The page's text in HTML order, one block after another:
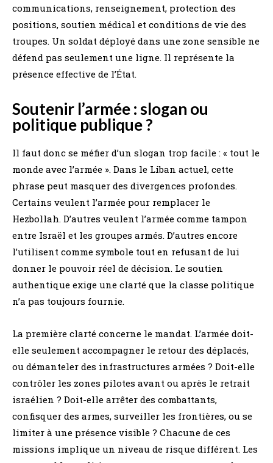
communications, renseignement, protection des
positions, soutien médical et conditions de vie des
troupes. Un soldat déployé dans une zone sensible ne
défend pas seulement une ligne. Il représente la
présence effective de l’État.
Soutenir l’armée : slogan ou
politique publique ?
Il faut donc se méfier d’un slogan trop facile : « tout le
monde avec l’armée ». Dans le Liban actuel, cette
phrase peut masquer des divergences profondes.
Certains veulent l’armée pour remplacer le
Hezbollah. D’autres veulent l’armée comme tampon
entre Israël et les groupes armés. D’autres encore
l’utilisent comme symbole tout en refusant de lui
donner le pouvoir réel de décision. Le soutien
authentique exige une clarté que la classe politique
n’a pas toujours fournie.
La première clarté concerne le mandat. L’armée doit-
elle seulement accompagner le retour des déplacés,
ou démanteler des infrastructures armées ? Doit-elle
contrôler les zones pilotes avant ou après le retrait
israélien ? Doit-elle arrêter des combattants,
confisquer des armes, surveiller les frontières, ou se
limiter à une présence visible ? Chacune de ces
missions implique un niveau de risque différent. Les